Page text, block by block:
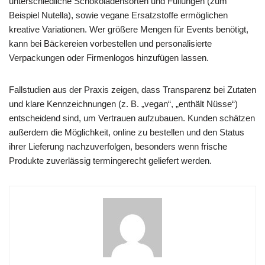
Beispiel Nutella), sowie vegane Ersatzstoffe ermöglichen
kreative Variationen. Wer größere Mengen für Events benötigt,
kann bei Bäckereien vorbestellen und personalisierte
Verpackungen oder Firmenlogos hinzufügen lassen.
Fallstudien aus der Praxis zeigen, dass Transparenz bei Zutaten
und klare Kennzeichnungen (z. B. „vegan“, „enthält Nüsse“)
entscheidend sind, um Vertrauen aufzubauen. Kunden schätzen
außerdem die Möglichkeit, online zu bestellen und den Status
ihrer Lieferung nachzuverfolgen, besonders wenn frische
Produkte zuverlässig termingerecht geliefert werden.